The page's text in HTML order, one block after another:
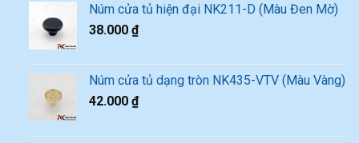
Núm cửa tủ hiện đại NK211-D (Màu Đen Mờ)
38.000 ₫
Núm cửa tủ dạng tròn NK435-VTV (Màu Vàng)
42.000 ₫